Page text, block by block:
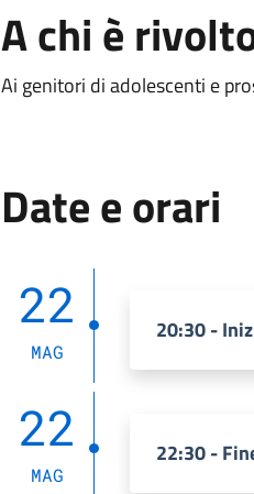
A chi è
Ai genitori di adolescenti e
Date e orari
22
MAG
20:30 -
22
MAG
22:30 -